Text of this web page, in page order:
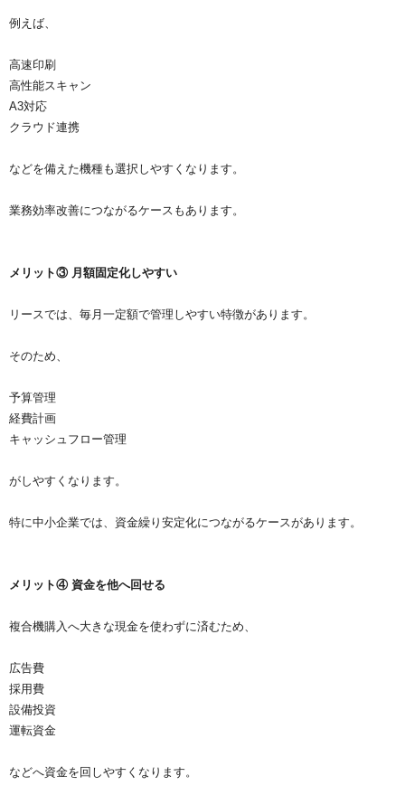
例えば、
高速印刷
高性能スキャン
A3対応
クラウド連携
などを備えた機種も選択しやすくなります。
業務効率改善につながるケースもあります。
メリット③ 月額固定化しやすい
リースでは、毎月一定額で管理しやすい特徴があります。
そのため、
予算管理
経費計画
キャッシュフロー管理
がしやすくなります。
特に中小企業では、資金繰り安定化につながるケースがあります。
メリット④ 資金を他へ回せる
複合機購入へ大きな現金を使わずに済むため、
広告費
採用費
設備投資
運転資金
などへ資金を回しやすくなります。